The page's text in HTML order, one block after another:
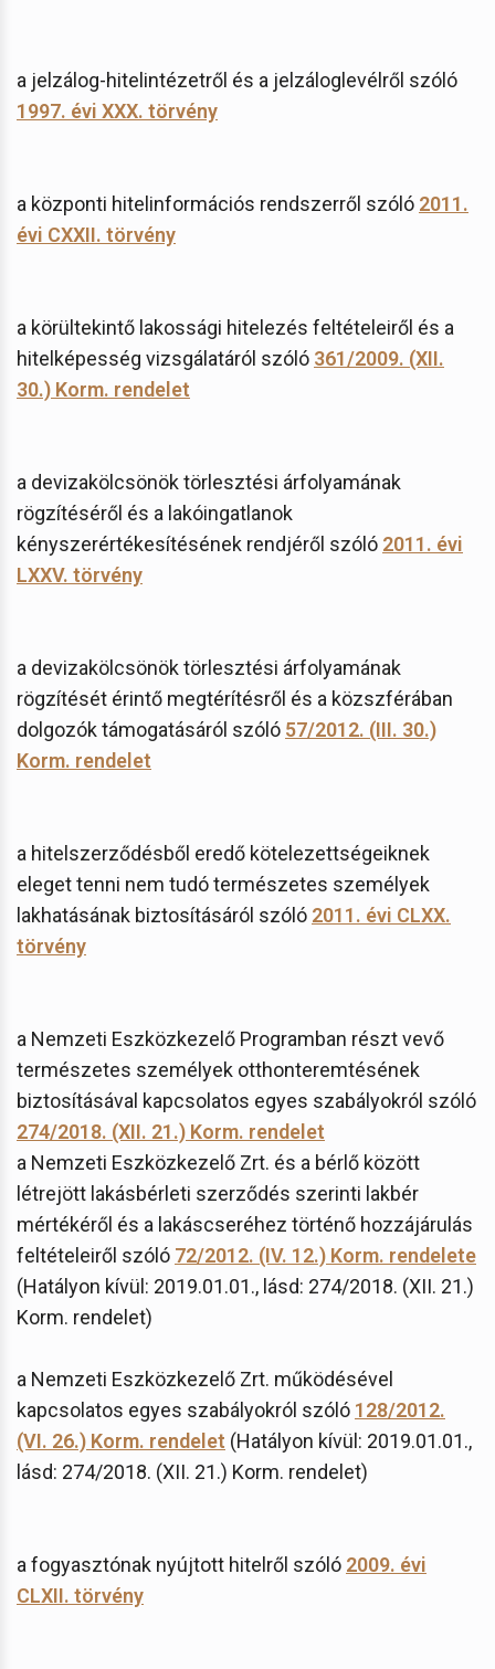
a jelzálog-hitelintézetről és a jelzáloglevélről szóló
1997. évi XXX. törvény
a központi hitelinformációs rendszerről szóló 2011.
évi CXXII. törvény
a körültekintő lakossági hitelezés feltételeiről és a
hitelképesség vizsgálatáról szóló 361/2009. (XII.
30.) Korm. rendelet
a devizakölcsönök törlesztési árfolyamának
rögzítéséről és a lakóingatlanok
kényszerértékesítésének rendjéről szóló 2011. évi
LXXV. törvény
a devizakölcsönök törlesztési árfolyamának
rögzítését érintő megtérítésről és a közszférában
dolgozók támogatásáról szóló 57/2012. (III. 30.)
Korm. rendelet
a hitelszerződésből eredő kötelezettségeiknek
eleget tenni nem tudó természetes személyek
lakhatásának biztosításáról szóló 2011. évi CLXX.
törvény
a Nemzeti Eszközkezelő Programban részt vevő
természetes személyek otthonteremtésének
biztosításával kapcsolatos egyes szabályokról szóló
274/2018. (XII. 21.) Korm. rendelet
a Nemzeti Eszközkezelő Zrt. és a bérlő között
létrejött lakásbérleti szerződés szerinti lakbér
mértékéről és a lakáscseréhez történő hozzájárulás
feltételeiről szóló 72/2012. (IV. 12.) Korm. rendelete
(Hatályon kívül: 2019.01.01., lásd: 274/2018. (XII. 21.)
Korm. rendelet)
a Nemzeti Eszközkezelő Zrt. működésével
kapcsolatos egyes szabályokról szóló 128/2012.
(VI. 26.) Korm. rendelet (Hatályon kívül: 2019.01.01.,
lásd: 274/2018. (XII. 21.) Korm. rendelet)
a fogyasztónak nyújtott hitelről szóló 2009. évi
CLXII. törvény